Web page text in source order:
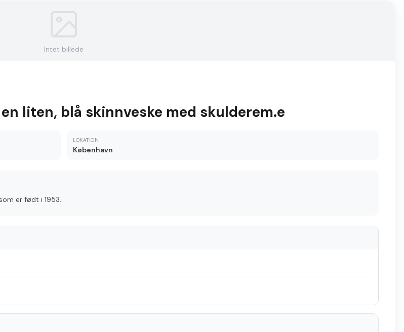
Intet billede
liten, blå skinnveske med skulderem.e
LOKATION
København
er født i 1953.